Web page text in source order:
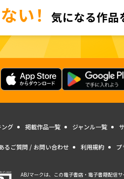
ング 掲載作品一覧 ジャンル一覧
るご質問 / お問い合わせ 利用規約 プ
ABJマークは、この電子書店・電子書籍配信